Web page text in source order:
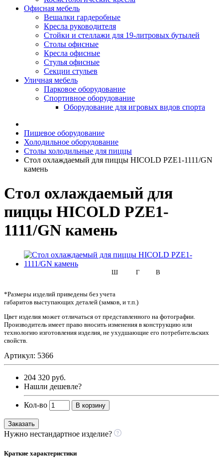
Офисная мебель
Вешалки гардеробные
Кресла руководителя
Стойки и стеллажи для 19-литровых бутылей
Столы офисные
Кресла офисные
Стулья офисные
Секции стульев
Уличная мебель
Парковое оборудование
Спортивное оборудование
Оборудование для игровых видов спорта
Пищевое оборудование
Холодильное оборудование
Столы холодильные для пиццы
Стол охлаждаемый для пиццы HICOLD PZE1-1111/GN
камень
Стол охлаждаемый для
пиццы HICOLD PZE1-
1111/GN камень
Ш В
Г
*Размеры изделий приведены без учета
габаритов выступающих деталей (замков, и т.п.)
Цвет изделия может отличаться от представленного на фотографии.
Производитель имеет право вносить изменения в конструкцию или
технологию изготовления изделия, не ухудшающие его потребительских
свойств.
Артикул: 5366
204 320 руб.
Нашли дешевле?
Кол-во В корзину
Заказать
Нужно нестандартное изделие?
Краткие характеристики